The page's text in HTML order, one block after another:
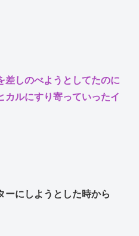
差しのべようとしてたのに
ルにすり寄っていったイ
ーにしようとした時から